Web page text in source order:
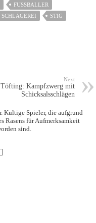
FUSSBALLER
SCHLÄGEREI
STIG
Next
Kampfzwerg mit
Schicksalsschlägen
Kultige Spieler, die aufgrund
Rasens für Aufmerksamkeit
sind.